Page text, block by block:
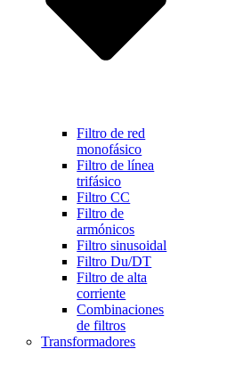
Filtro de red
monofásico
Filtro de línea
trifásico
Filtro CC
Filtro de
armónicos
Filtro sinusoidal
Filtro Du/DT
Filtro de alta
corriente
Combinaciones
de filtros
Transformadores